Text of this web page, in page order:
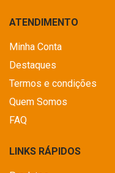
ATENDIMENTO
Minha Conta
Destaques
Termos e condições
Quem Somos
FAQ
LINKS RÁPIDOS